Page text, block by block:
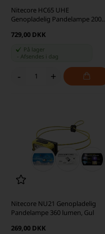
Nitecore HC65 UHE
Genopladelig Pandelampe 2000
729,00 DKK
På lager
Afsendes i dag
- +
Nitecore NU21 Genopladelig
Pandelampe 360 lumen, Gul
269,00 DKK